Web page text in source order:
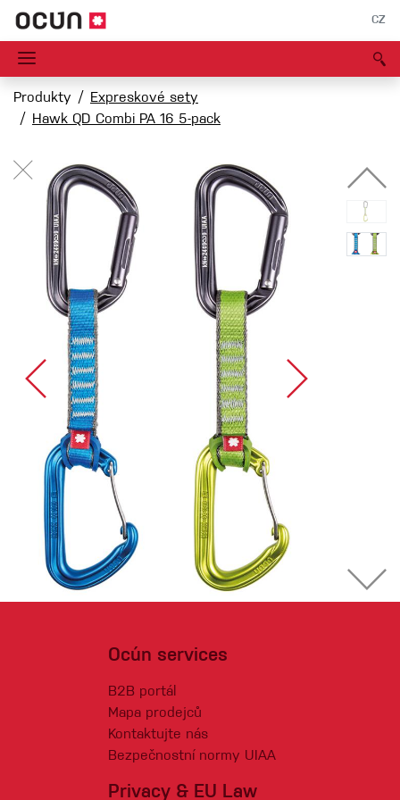
CZ
Produkty
Expreskové sety
Hawk QD Combi PA 16 5-pack
Ocún services
B2B portál
Mapa prodejců
Kontaktujte nás
Bezpečnostní normy UIAA
Privacy & EU Law